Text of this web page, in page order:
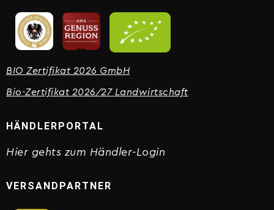
HÄNDLERPORTAL
Hier gehts zum Händler-Login
VERSANDPARTNER
BIO Zertifikat 2026 GmbH
Bio-Zertifikat 2026/27 Landwirtschaft